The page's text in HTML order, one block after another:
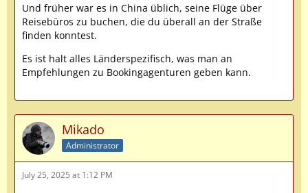
Und früher war es in China üblich, seine Flüge über
Reisebüros zu buchen, die du überall an der Straße
finden konntest.
Es ist halt alles Länderspezifisch, was man an
Empfehlungen zu Bookingagenturen geben kann.
Mikado
Administrator
July 25, 2025 at 1:12 PM